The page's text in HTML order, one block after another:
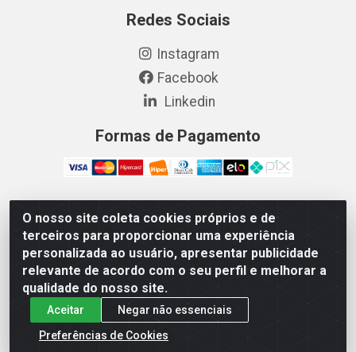
O nosso site coleta cookies próprios e de
terceiros para proporcionar uma experiência
personalizada ao usuário, apresentar publicidade
relevante de acordo com o seu perfil e melhorar a
qualidade do nosso site.
Aceitar
Negar não essenciais
Preferências de Cookies
Redes Sociais
Instagram
Facebook
Linkedin
Formas de Pagamento
Vetcom Distribuidora de Rações LTDA - Rua Maximiano
Barreto, 1040 - Barroso, Fortaleza/CE - CEP 60.863-260
- CNPJ 26.133.872/0001-11